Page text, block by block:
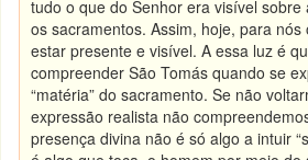
tudo o que do Senhor era visível
os sacramentos. Assim, hoje, para
estar presente e visível. A essa luz é
compreender São Tomás quando se
“matéria” do sacramento. Se não
expressão realista não
presença divina não é só algo a intuir